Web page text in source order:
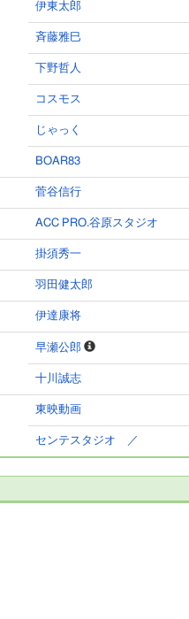
伊東太郎
斉藤雅巳
下野哲人
コスモス
じゃっく
BOAR83
菅谷信行
ACC PRO.谷原スタジオ
掛須秀一
羽田健太郎
伊達康将
早瀬公郎
十川誠志
東映動画
センテスタジオ ／